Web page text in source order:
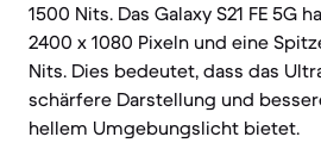
1500 Nits. Das Galaxy S21 FE 5G
2400 x 1080 Pixeln und eine
Nits. Dies bedeutet, dass das
schärfere Darstellung und
hellem Umgebungslicht bietet.